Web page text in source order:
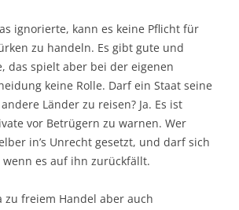
ignorierte, kann es keine Pflicht für
zu handeln. Es gibt gute und
das spielt aber bei der eigenen
keine Rolle. Darf ein Staat seine
Länder zu reisen? Ja. Es ist
vor Betrügern zu warnen. Wer
in’s Unrecht gesetzt, und darf sich
es auf ihn zurückfällt.
zu freiem Handel aber auch